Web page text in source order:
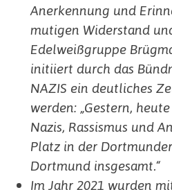
Anerkennung und
mutigen Widerstand
Edelweißgruppe
initiiert durch das
NAZIS ein deutliches
werden: „Gestern,
Nazis, Rassismus und
Platz in der
Dortmund insgesamt.“
Im Jahr 2021 wurden